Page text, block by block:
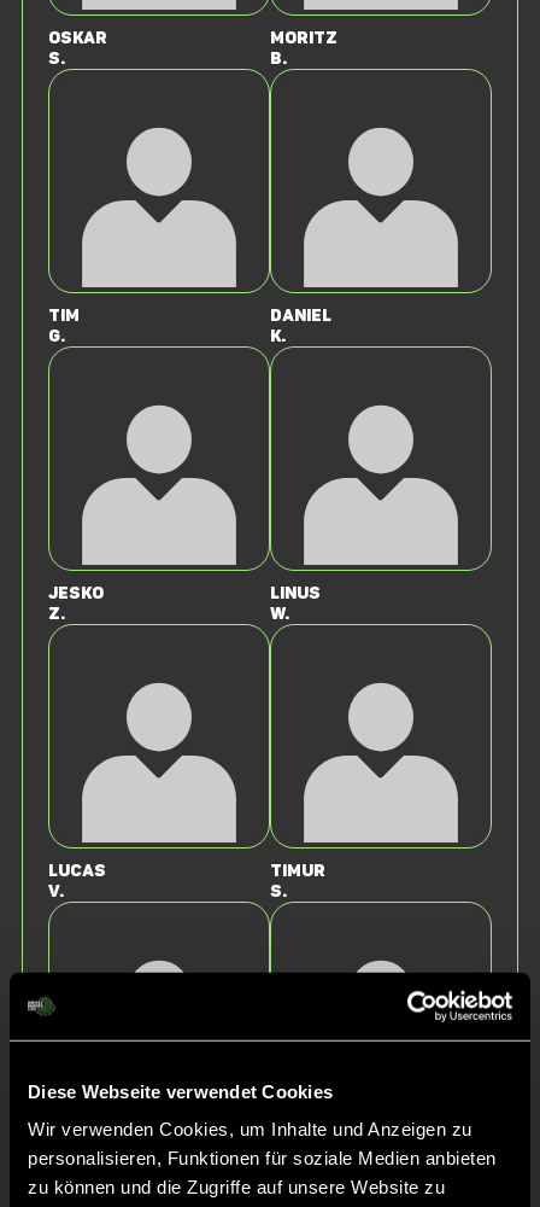
Diese Webseite verwendet Cookies
Wir verwenden Cookies, um Inhalte und Anzeigen zu
personalisieren, Funktionen für soziale Medien anbieten
zu können und die Zugriffe auf unsere Website zu
Oskar
S.
Moritz
B.
Tim
G.
Daniel
K.
Jesko
Z.
Linus
W.
Lucas
v.
Timur
S.
Nicolas
B.
Andreas
W.